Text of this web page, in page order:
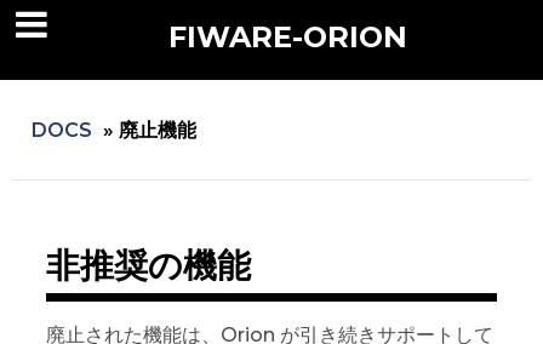
FIWARE-ORION
DOCS » 廃止機能
非推奨の機能
廃止された機能は、Orion が引き続きサポートして